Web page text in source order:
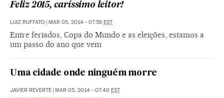
Feliz 2015, caríssimo leitor!
LUIZ RUFFATO | MAR 05, 2014 - 07:56 EST
Entre feriados, Copa do Mundo e as eleições, estamos a
um passo do ano que vem
Uma cidade onde ninguém morre
JAVIER REVERTE | MAR 05, 2014 - 07:40 EST